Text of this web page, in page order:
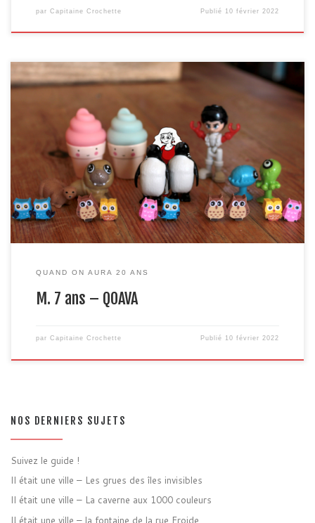
par Capitaine Crochette Publié 10 février 2022
On a tous joué à « qu’est-ce que tu fais si tu gagnes le gros lot au
loto », ou « si tu avais trois vœux », ou encore « si tu avais un super
pouvoir »… Pour les enfants « ce sera comment quand tu seras
grand » c’est un peu pareil. Tout est possible. Vous avez […]
QUAND ON AURA 20 ANS
M. 7 ans – QOAVA
par Capitaine Crochette Publié 10 février 2022
NOS DERNIERS SUJETS
Suivez le guide !
Il était une ville – Les grues des îles invisibles
Il était une ville – La caverne aux 1000 couleurs
Il était une ville – la fontaine de la rue Froide